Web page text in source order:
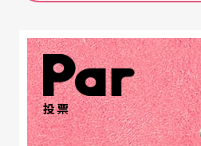
沒有給明確的答案和方向，
：我覺得還好。我的態度
自己在學習。因為這是很多
投票